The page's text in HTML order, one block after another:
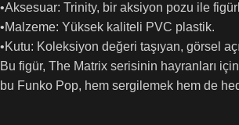
•Aksesuar: Trinity, bir aksiyon pozu ile
•Malzeme: Yüksek kaliteli PVC plastik.
•Kutu: Koleksiyon değeri taşıyan, görsel
Bu figür, The Matrix serisinin hayranları
bu Funko Pop, hem sergilemek hem de